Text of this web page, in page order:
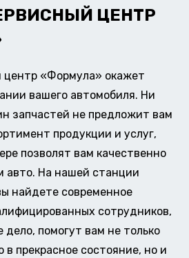
ЦЕНТР
центр «Формула» окажет
вашего автомобиля. Ни
запчастей не предложит вам
продукции и услуг,
позволят вам качественно
авто. На нашей станции
найдете современное
сотрудников,
дело, помогут вам не только
в прекрасное состояние, но и